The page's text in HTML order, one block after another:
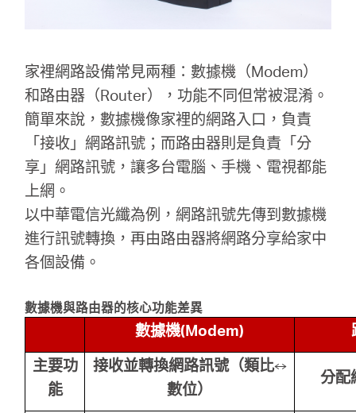
家裡網路設備常見兩種：數據機（Modem）
和路由器（Router），功能不同但常被混淆。
簡單來說，數據機像家裡的網路入口，負責
「接收」網路訊號；而路由器則是負責「分
享」網路訊號，讓多台電腦、手機、電視都能
上網。
以中華電信光纖為例，網路訊號先傳到數據機
進行訊號轉換，再由路由器將網路分享給家中
各個設備。
數據機與路由器的核心功能差異
數據機(Modem)
主要功
能
接收並轉換網路訊號（類比↔
數位）
分配